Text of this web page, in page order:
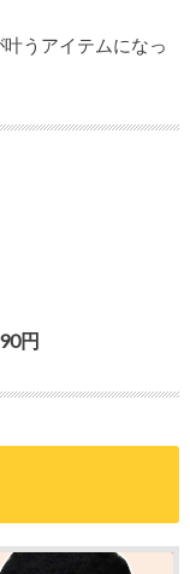
うアイテムになっ
円